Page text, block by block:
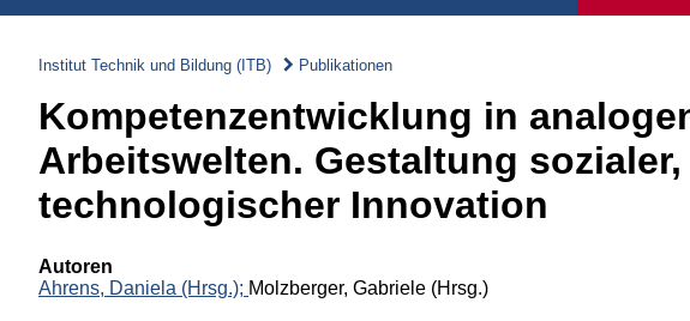
Institut Technik und Bildung (ITB) Publikationen
Kompetenzentwicklung in
Arbeitswelten. Gestaltung
technologischer Innovation
Autoren
Ahrens, Daniela (Hrsg.); Molzberger, Gabriele (Hrsg.)